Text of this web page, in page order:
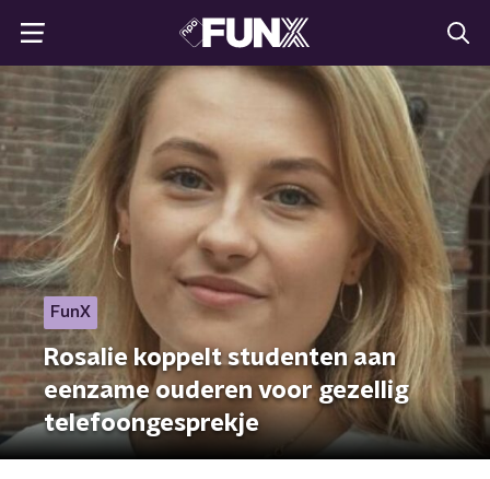
FunX
Rosalie koppelt studenten aan
eenzame ouderen voor gezellig
telefoongesprekje